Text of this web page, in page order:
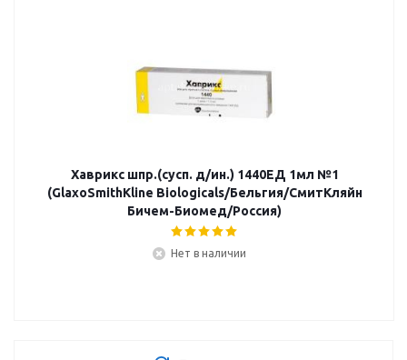
Хаврикс шпр.(сусп. д/ин.) 1440ЕД 1мл №1
(GlaxoSmithKline Biologicals/Бельгия/СмитКляйн
Бичем-Биомед/Россия)
Нет в наличии